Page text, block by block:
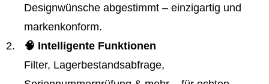
Designwünsche abgestimmt – einzigartig und
markenkonform.
🧠 Intelligente Funktionen
Filter, Lagerbestandsabfrage,